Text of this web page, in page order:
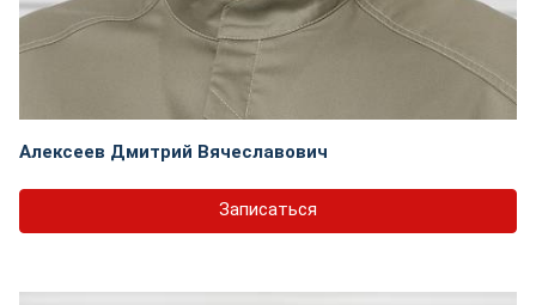
Алексеев Дмитрий Вячеславович
Записаться